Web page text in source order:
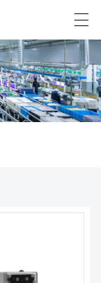
Ελληνική γλώσσα